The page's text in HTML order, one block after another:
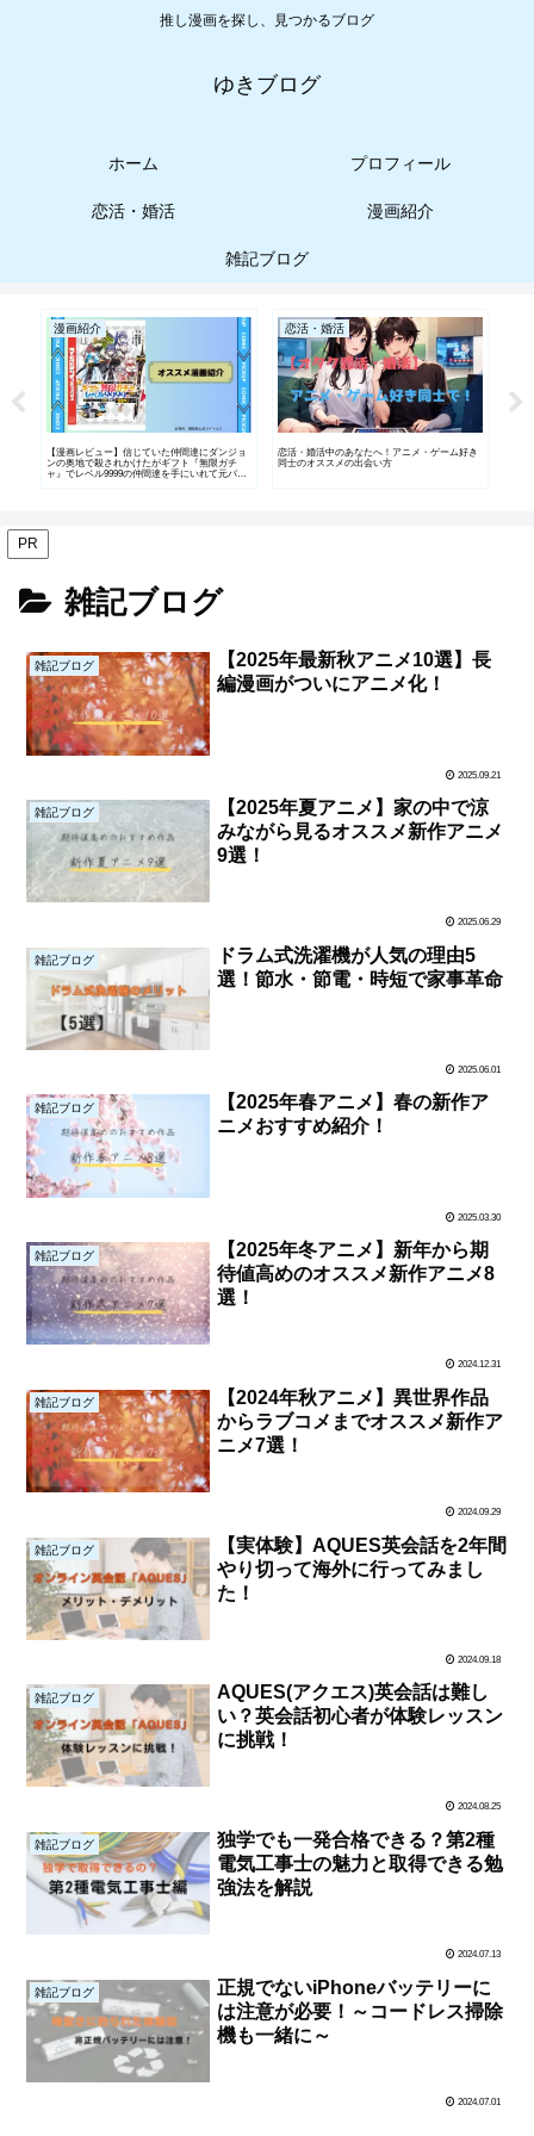
推し漫画を探し、見つかるブログ
ゆきブログ
ホーム プロフィール
恋活・婚活 漫画紹介
雑記ブログ
漫画紹介
【漫画レビュー】信じていた仲間達にダンジョ
ンの奥地で殺されかけたがギフト『無限ガチ
ャ』でレベル9999の仲間達を手にいれて元パー
恋活・婚活
恋活・婚活中のあなたへ！アニメ・ゲーム好き
同士のオススメの出会い方
PR
雑記ブログ
雑記ブログ
【2025年最新秋アニメ10選】長
編漫画がついにアニメ化！
2025.09.21
雑記ブログ
【2025年夏アニメ】家の中で涼
みながら見るオススメ新作アニメ
9選！
2025.06.29
雑記ブログ
ドラム式洗濯機が人気の理由5
選！節水・節電・時短で家事革命
2025.06.01
雑記ブログ
【2025年春アニメ】春の新作ア
ニメおすすめ紹介！
2025.03.30
雑記ブログ
【2025年冬アニメ】新年から期
待値高めのオススメ新作アニメ8
選！
2024.12.31
雑記ブログ
【2024年秋アニメ】異世界作品
からラブコメまでオススメ新作ア
ニメ7選！
2024.09.29
雑記ブログ
【実体験】AQUES英会話を2年間
やり切って海外に行ってみまし
た！
2024.09.18
雑記ブログ
AQUES(アクエス)英会話は難し
い？英会話初心者が体験レッスン
に挑戦！
2024.08.25
雑記ブログ
独学でも一発合格できる？第2種
電気工事士の魅力と取得できる勉
強法を解説
2024.07.13
雑記ブログ
正規でないiPhoneバッテリーに
は注意が必要！～コードレス掃除
機も一緒に～
2024.07.01